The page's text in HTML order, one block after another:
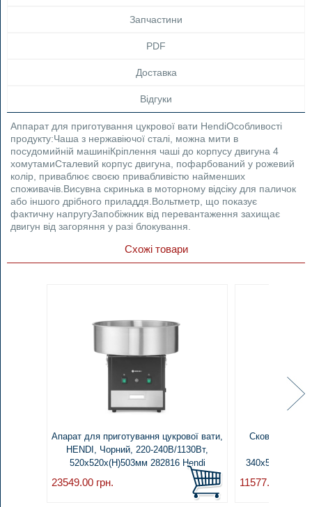
Запчастини
PDF
Доставка
Відгуки
Аппарат для приготування цукрової вати HendiОсобливості
продукту:Чаша з нержавіючої сталі, можна мити в
посудомийній машиніКріплення чаші до корпусу двигуна 4
хомутамиСталевий корпус двигуна, пофарбований у рожевий
колір, приваблює своєю привабливістю найменших
споживачів.Висувна скринька в моторному відсіку для паличок
або іншого дрібного приладдя.Вольтметр, що показує
фактичну напругуЗапобіжник від перевантаження захищає
двигун від загоряння у разі блокування.
Схожі товари
Апарат для приготування цукрової вати,
HENDI, Чорний, 220-240В/1130Вт,
520x520x(H)503мм 282816 Hendi
23549.00 грн.
Сковорода
11577.00